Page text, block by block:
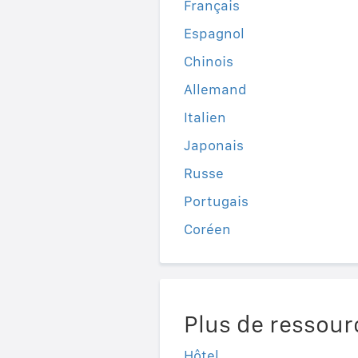
Français
Espagnol
Chinois
Allemand
Italien
Japonais
Russe
Portugais
Coréen
Plus de